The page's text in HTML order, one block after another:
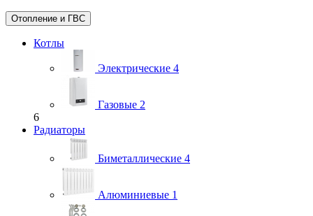
Отопление и ГВС
Котлы
Электрические 4
Газовые 2
6
Радиаторы
Биметаллические 4
Алюминиевые 1